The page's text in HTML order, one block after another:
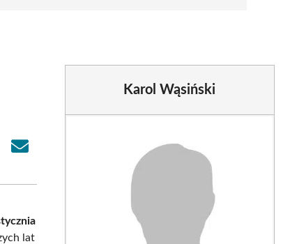
Share
lat
Karol Wąsiński